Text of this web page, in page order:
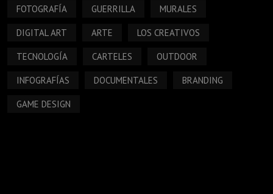
FOTOGRAFÍA GUERRILLA MURALES
DIGITAL ART ARTE LOS CREATIVOS
TECNOLOGÍA CARTELES OUTDOOR
INFOGRAFÍAS DOCUMENTALES BRANDING
GAME DESIGN